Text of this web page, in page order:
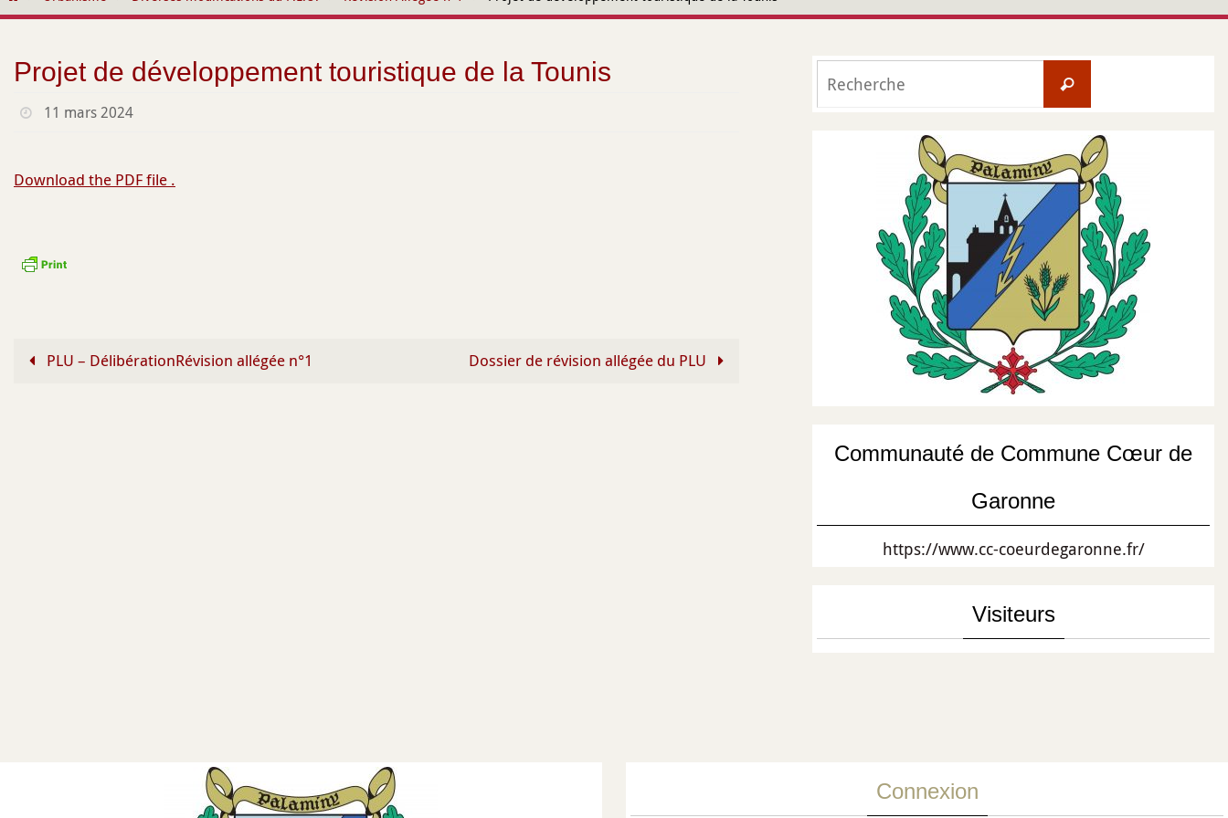
contenu
Projet de développement touristique de la Tounis
11 mars 2024
Download the PDF file .
PLU – DélibérationRévision allégée n°1 Dossier de révision allégée du PLU
Recherche
Communauté de Commune Cœur de
Garonne
https://www.cc-coeurdegaronne.fr/
Visiteurs
Connexion